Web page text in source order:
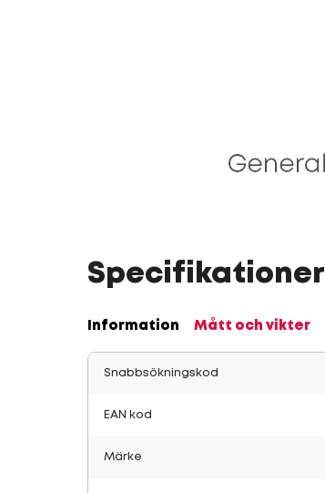
Specifikationer
Information Mått och vikter
Snabbsökningskod
EAN kod
Märke